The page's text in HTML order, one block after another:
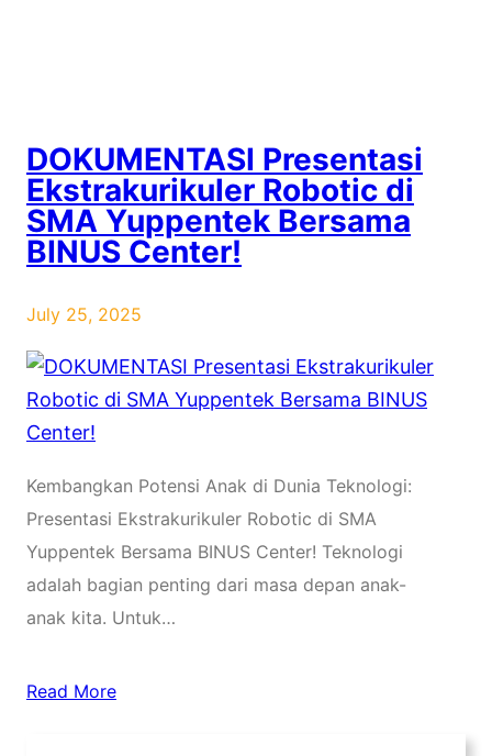
DOKUMENTASI Presentasi
Ekstrakurikuler Robotic di
SMA Yuppentek Bersama
BINUS Center!
July 25, 2025
Kembangkan Potensi Anak di Dunia Teknologi:
Presentasi Ekstrakurikuler Robotic di SMA
Yuppentek Bersama BINUS Center! Teknologi
adalah bagian penting dari masa depan anak-
anak kita. Untuk…
Read More